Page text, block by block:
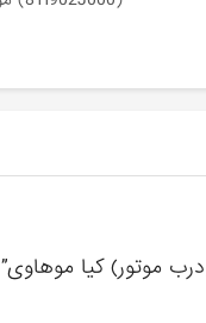
موتور) کیا موهاوی”